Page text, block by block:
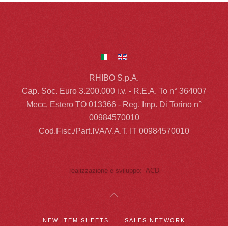
RHIBO S.p.A.
Cap. Soc. Euro 3.200.000 i.v. - R.E.A. To n° 364007
Mecc. Estero TO 013366 - Reg. Imp. Di Torino n°
00984570010
Cod.Fisc./Part.IVA/V.A.T. IT 00984570010
realizzazione e sviluppo: ACD
NEW ITEM SHEETS SALES NETWORK